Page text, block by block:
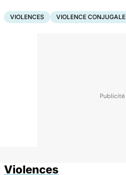
VIOLENCES VIOLENCE CONJUGALE
Violences